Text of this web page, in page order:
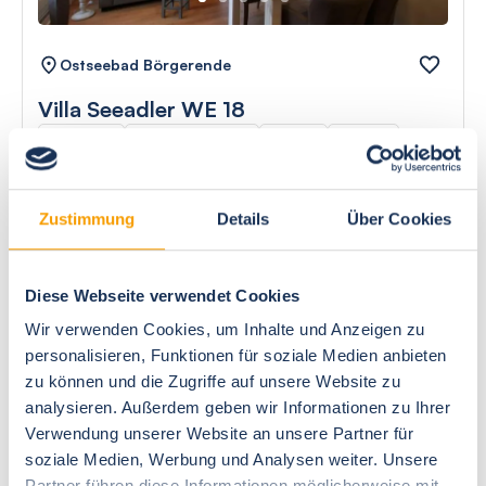
Zustimmung Details Über Cookies
Diese Webseite verwendet Cookies
Wir verwenden Cookies, um Inhalte und Anzeigen zu
personalisieren, Funktionen für soziale Medien anbieten
zu können und die Zugriffe auf unsere Website zu
analysieren. Außerdem geben wir Informationen zu Ihrer
Verwendung unserer Website an unsere Partner für
soziale Medien, Werbung und Analysen weiter. Unsere
Ostseebad Börgerende
Villa Seeadler WE 18
Sauna
4.9
Herausragend
15 Bewertungen
Next